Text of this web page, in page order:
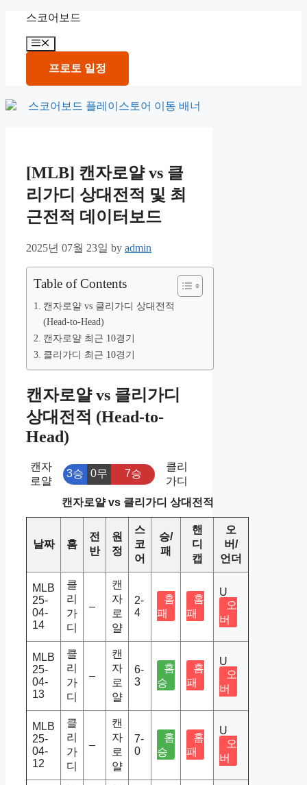
content
스코어보드
Menu
프로토 일정
[MLB] 캔자로얄 vs 클
리가디 상대전적 및 최
근전적 데이터보드
2025년 07월 23일 by admin
Table of Contents
캔자로얄 vs 클리가디 상대전적
(Head-to-Head)
캔자로얄 최근 10경기
클리가디 최근 10경기
캔자로얄 vs 클리가디
상대전적 (Head-to-
Head)
캔자
로얄
3승 0무 7승
클리
가디
캔자로얄 vs 클리가디 상대전적
날짜 홈
전
반
원
정
스
코
어
승/
패
핸
디
캡
오
버/
언더
MLB
25-
04-
14
클
리
가
디
–
캔
자
로
얄
2-
4
홈
패
홈
패
U
오
버
MLB
25-
04-
13
클
리
가
디
–
캔
자
로
얄
6-
3
홈
승
홈
패
U
오
버
MLB
25-
04-
12
클
리
가
디
–
캔
자
로
얄
7-
0
홈
승
홈
패
U
오
버